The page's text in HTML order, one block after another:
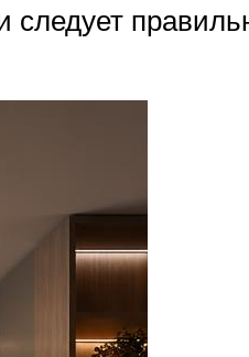
следует